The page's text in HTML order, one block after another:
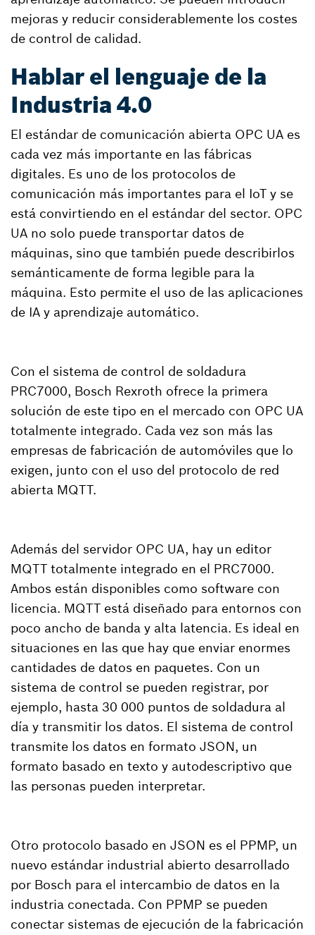
mejoras y reducir considerablemente los costes
de control de calidad.
Hablar el lenguaje de la
Industria 4.0
El estándar de comunicación abierta OPC UA es
cada vez más importante en las fábricas
digitales. Es uno de los protocolos de
comunicación más importantes para el IoT y se
está convirtiendo en el estándar del sector. OPC
UA no solo puede transportar datos de
máquinas, sino que también puede describirlos
semánticamente de forma legible para la
máquina. Esto permite el uso de las aplicaciones
de IA y aprendizaje automático.
Con el sistema de control de soldadura
PRC7000, Bosch Rexroth ofrece la primera
solución de este tipo en el mercado con OPC UA
totalmente integrado. Cada vez son más las
empresas de fabricación de automóviles que lo
exigen, junto con el uso del protocolo de red
abierta MQTT.
Además del servidor OPC UA, hay un editor
MQTT totalmente integrado en el PRC7000.
Ambos están disponibles como software con
licencia. MQTT está diseñado para entornos con
poco ancho de banda y alta latencia. Es ideal en
situaciones en las que hay que enviar enormes
cantidades de datos en paquetes. Con un
sistema de control se pueden registrar, por
ejemplo, hasta 30 000 puntos de soldadura al
día y transmitir los datos. El sistema de control
transmite los datos en formato JSON, un
formato basado en texto y autodescriptivo que
las personas pueden interpretar.
Otro protocolo basado en JSON es el PPMP, un
nuevo estándar industrial abierto desarrollado
por Bosch para el intercambio de datos en la
industria conectada. Con PPMP se pueden
conectar sistemas de ejecución de la fabricación